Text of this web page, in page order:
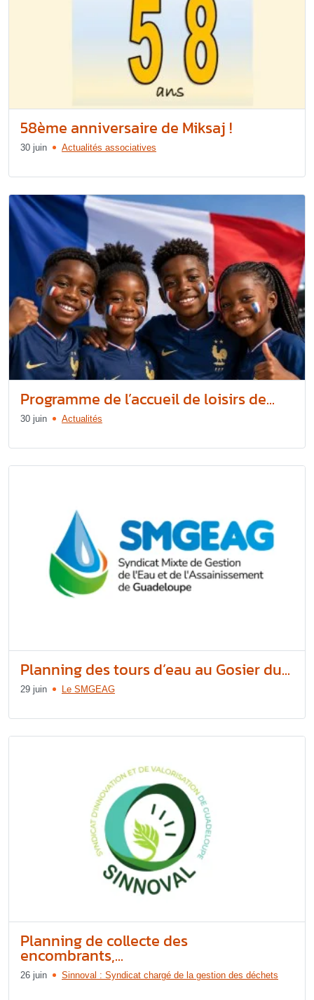
58ème anniversaire de Miksaj !
30 juin Actualités associatives
Programme de l’accueil de loisirs de...
30 juin Actualités
Planning des tours d’eau au Gosier du...
29 juin Le SMGEAG
Planning de collecte des
encombrants,...
26 juin Sinnoval : Syndicat chargé de la gestion des déchets